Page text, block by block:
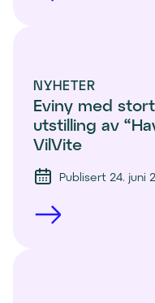
NYHETER
Eviny med
utstilling av
VilVite
Publisert 24. juni